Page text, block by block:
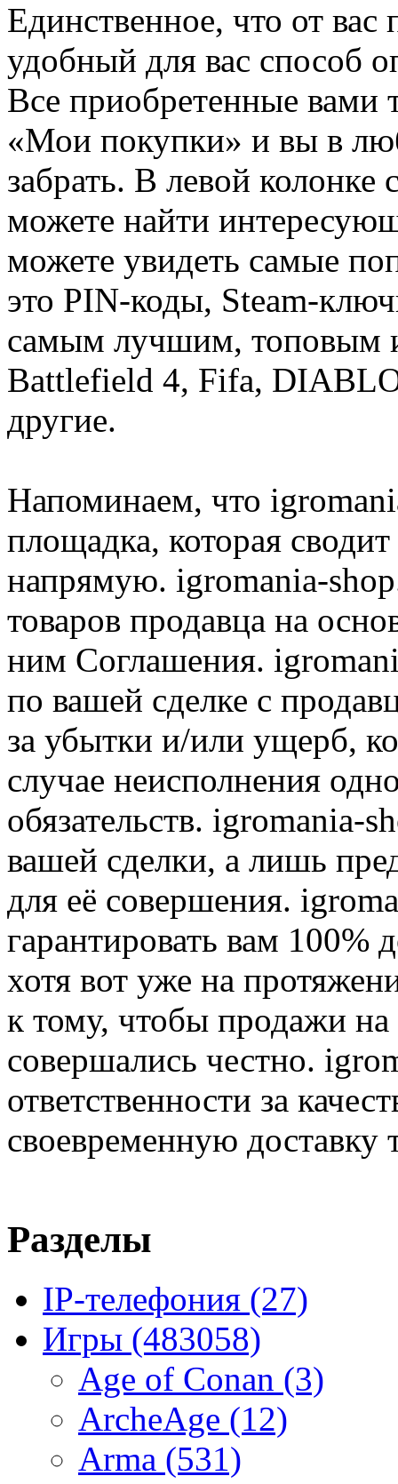
Единственное, что от вас
удобный для вас способ
Все приобретенные вами
«Мои покупки» и вы в
забрать. В левой
можете найти
можете увидеть самые
это PIN-коды, Steam-
самым лучшим, топовым
Battlefield 4, Fifa,
другие.
Напоминаем, что
площадка, которая
напрямую. igromania-
товаров продавца на
ним Соглашения.
по вашей сделке с
за убытки и/или ущерб,
случае неисполнения
обязательств. igromania-
вашей сделки, а лишь
для её совершения.
гарантировать вам 100%
хотя вот уже на
к тому, чтобы продажи
совершались честно.
ответственности за
своевременную доставку
Разделы
IP-телефония (27)
Игры (483058)
Age of Conan (3)
ArcheAge (12)
Arma (531)